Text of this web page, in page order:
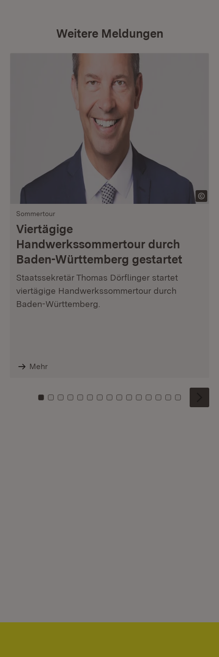
Weitere Meldungen
Sommertour
Viertägige
Handwerkssommertour durch
Baden-Württemberg gestartet
Staatssekretär Thomas Dörflinger startet
viertägige Handwerkssommertour durch
Baden-Württemberg.
Mehr
Zu Kachel: 0
Zu Kachel: 1
Zu Kachel: 2
Zu Kachel: 3
Zu Kachel: 4
Zu Kachel: 5
Zu Kachel: 6
Zu Kachel: 7
Zu Kachel: 8
Zu Kachel: 9
Zu Kachel: 10
Zu Kachel: 11
Zu Kachel: 12
Zu Kachel:
Zu